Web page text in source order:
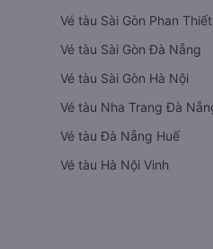
Vé tàu Sài Gòn Phan Thiết
Vé tàu Sài Gòn Đà Nẵng
Vé tàu Sài Gòn Hà Nội
Vé tàu Nha Trang Đà
Vé tàu Đà Nẵng Huế
Vé tàu Hà Nội Vinh